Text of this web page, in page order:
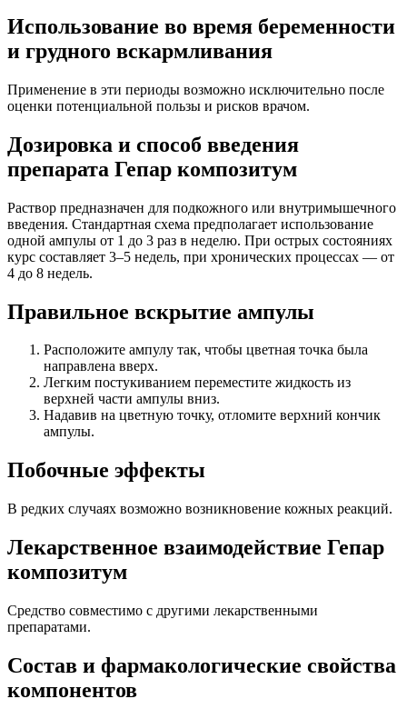
Использование во время беременности
и грудного вскармливания
Применение в эти периоды возможно исключительно после
оценки потенциальной пользы и рисков врачом.
Дозировка и способ введения
препарата Гепар композитум
Раствор предназначен для подкожного или внутримышечного
введения. Стандартная схема предполагает использование
одной ампулы от 1 до 3 раз в неделю. При острых состояниях
курс составляет 3–5 недель, при хронических процессах — от
4 до 8 недель.
Правильное вскрытие ампулы
Расположите ампулу так, чтобы цветная точка была
направлена вверх.
Легким постукиванием переместите жидкость из
верхней части ампулы вниз.
Надавив на цветную точку, отломите верхний кончик
ампулы.
Побочные эффекты
В редких случаях возможно возникновение кожных реакций.
Лекарственное взаимодействие Гепар
композитум
Средство совместимо с другими лекарственными
препаратами.
Состав и фармакологические свойства
компонентов